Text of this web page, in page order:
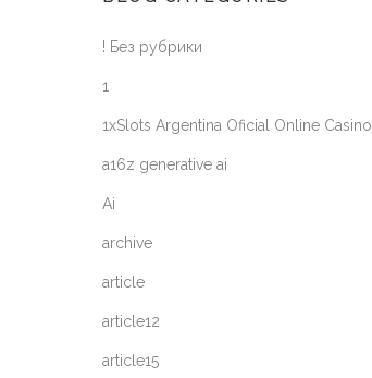
! Без рубрики
1
1xSlots Argentina Oficial Online Casino
a16z generative ai
Ai
archive
article
article12
article15